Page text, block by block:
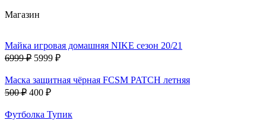
Магазин
Майка игровая домашняя NIKE сезон 20/21
6999 ₽ 5999 ₽
Маска защитная чёрная FCSM PATCH летняя
500 ₽ 400 ₽
Футболка Тупик